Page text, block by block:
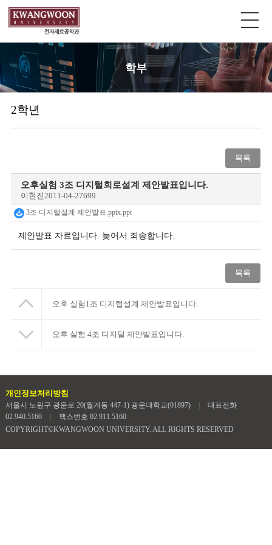
학부
2학년
목록
오후실험 3조 디지털회로설계 제안발표입니다.
이현진2011-04-27699
3조 디지털설계 제안발표.pptx.ppt
제안발표 자료입니다. 늦어서 죄송합니다.
목록
오후 실험1조 디지털설계 제안발표입니다.
오후 실험 4조 디지털 제안발표입니다.
개인정보처리방침
서울시 노원구 광운로 20(월계동 447-1) 광운대학교(01897)
대표전화
02.940.5160
팩스번호 02.911.5160
COPYRIGHT©KWANGWOON UNIVERSITY. ALL RIGHTS RESERVED